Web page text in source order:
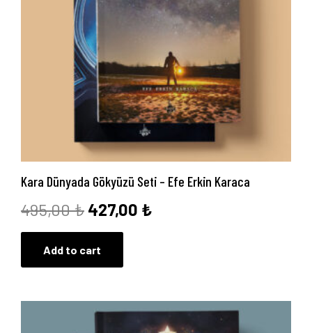
Kara Dünyada Gökyüzü Seti – Efe Erkin Karaca
495,00₺ Orijinal
fiyat:
495,00 ₺.
427,00 ₺
Add to cart